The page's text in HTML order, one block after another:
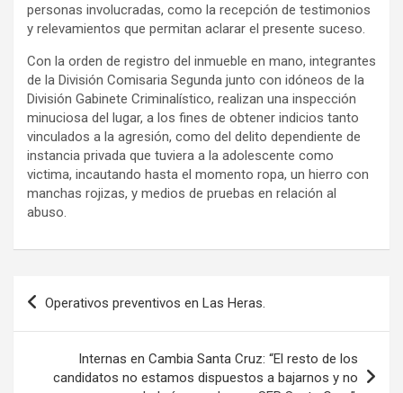
personas involucradas, como la recepción de testimonios
y relevamientos que permitan aclarar el presente suceso.
Con la orden de registro del inmueble en mano, integrantes
de la División Comisaria Segunda junto con idóneos de la
División Gabinete Criminalístico, realizan una inspección
minuciosa del lugar, a los fines de obtener indicios tanto
vinculados a la agresión, como del delito dependiente de
instancia privada que tuviera a la adolescente como
victima, incautando hasta el momento ropa, un hierro con
manchas rojizas, y medios de pruebas en relación al
abuso.
Navegación
Operativos preventivos en Las Heras.
Internas en Cambia Santa Cruz: “El resto de los
candidatos no estamos dispuestos a bajarnos y no